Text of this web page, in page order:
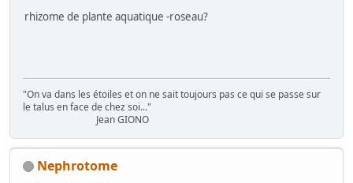
rhizome de plante aquatique -roseau?
"On va dans les étoiles et on ne sait toujours pas ce qui se passe sur
le talus en face de chez soi..."
Jean GIONO
Nephrotome